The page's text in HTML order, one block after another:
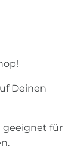
Deinen
geeignet für